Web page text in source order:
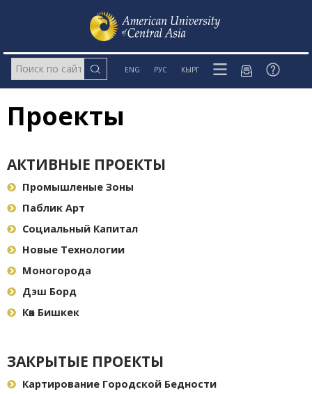
ENG РУС КЫРГ
Проекты
АКТИВНЫЕ ПРОЕКТЫ
Промышленые Зоны
Паблик Арт
Социальный Капитал
Новые Технологии
Моногорода
Дэш Борд
Көк Бишкек
ЗАКРЫТЫЕ ПРОЕКТЫ
Картирование Городской Бедности